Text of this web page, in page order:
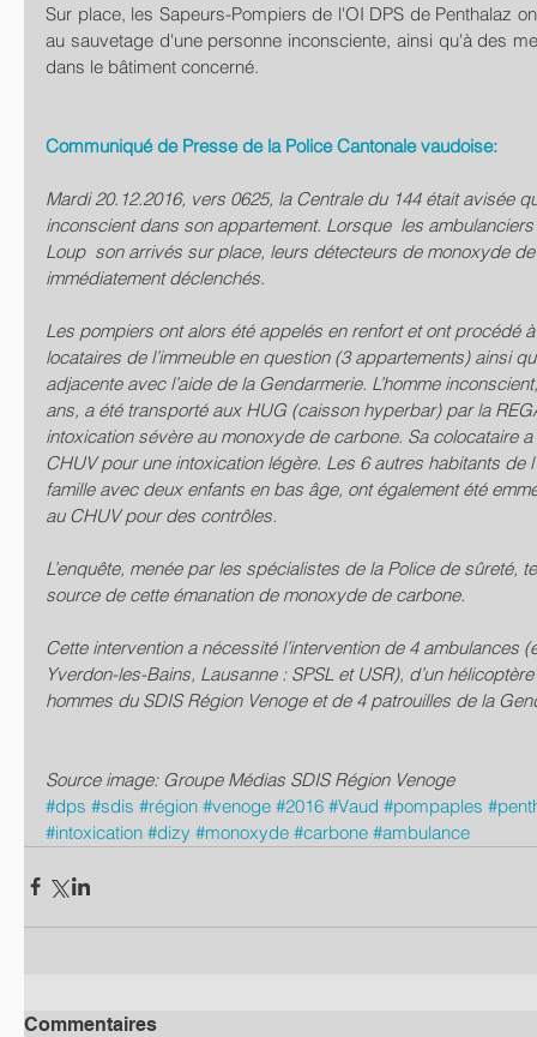
Sur place, les Sapeurs-Pompiers de l'OI DPS de Penthalaz
au sauvetage d'une personne inconsciente, ainsi qu'à des
dans le bâtiment concerné.
Communiqué de Presse de la Police Cantonale vaudoise:
Mardi 20.12.2016, vers 0625, la Centrale du 144 était avisée
inconscient dans son appartement. Lorsque  les ambulanciers
Loup  son arrivés sur place, leurs détecteurs de monoxyde
immédiatement déclenchés.
Les pompiers ont alors été appelés en renfort et ont procédé
locataires de l’immeuble en question (3 appartements) ainsi
adjacente avec l’aide de la Gendarmerie. L’homme
ans, a été transporté aux HUG (caisson hyperbar) par la
intoxication sévère au monoxyde de carbone. Sa colocataire
CHUV pour une intoxication légère. Les 6 autres habitants de
famille avec deux enfants en bas âge, ont également été
au CHUV pour des contrôles.
L’enquête, menée par les spécialistes de la Police de sûreté,
source de cette émanation de monoxyde de carbone.
Cette intervention a nécessité l’intervention de 4 ambulances
Yverdon-les-Bains, Lausanne : SPSL et USR), d’un
hommes du SDIS Région Venoge et de 4 patrouilles de la
Source image: Groupe Médias SDIS Région Venoge
#dps #sdis #région #venoge #2016 #Vaud #pompaples
#intoxication #dizy #monoxyde #carbone #ambulance
Commentaires